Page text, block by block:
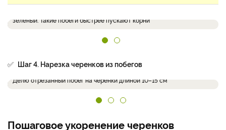
зеленый. Такие побеги быстрее пускают корни
✅ Шаг 4. Нарезка черенков из побегов
Делю отрезанный побег на черенки длиной 10–15 см
Пошаговое укоренение черенков